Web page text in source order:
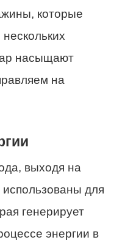
которые
насыщают
на
выходя на
использованы для
генерирует
энергии в